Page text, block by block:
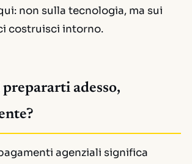
non sulla tecnologia, ma sui
costruisci intorno.
adesso,
agenziali significa